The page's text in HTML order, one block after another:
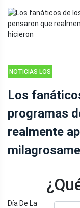
NOTICIAS LOS
LOS REMAKES
DE
DE TELEVISIÓN
PENSARON
APESTARÍAN,
PERO
Los
programas
realmente
Día De La